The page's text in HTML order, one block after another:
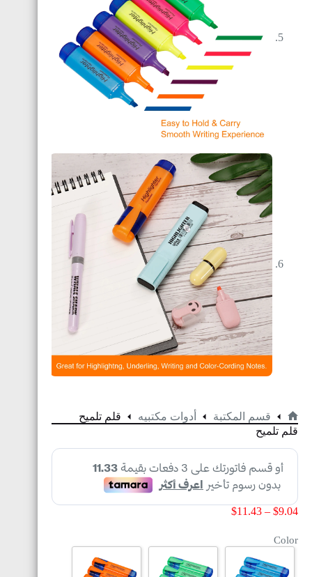
قسم المكتبة أدوات مكتبيه
قلم تلميح
قلم تلميح
$9.04
–
$11.43
Color